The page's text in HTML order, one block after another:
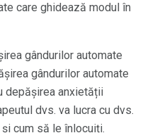
care ghidează modul în
gândurilor automate
gândurilor automate
depășirea anxietății
dvs. va lucra cu dvs.
cum să le înlocuiți.